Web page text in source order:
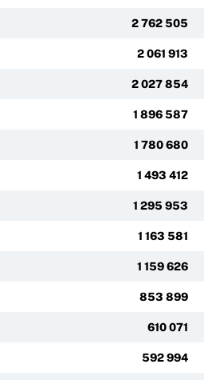
2 762 505
2 061 913
2 027 854
1 896 587
1 780 680
1 493 412
1 295 953
1 163 581
1 159 626
853 899
610 071
592 994